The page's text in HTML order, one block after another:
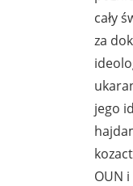
cały
za
jego
OUN